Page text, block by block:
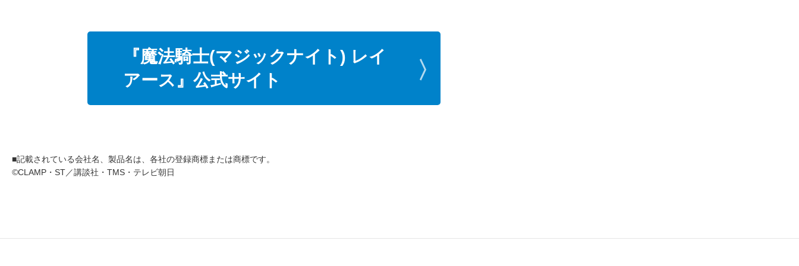
『魔法騎士(マジックナイト) レイ
アース』公式サイト
■記載されている会社名、製品名は、各社の登録商標または商標です。
©CLAMP・ST／講談社・TMS・テレビ朝日